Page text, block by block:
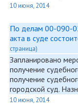
10 июня, 2014
По делам 00-090-
акта в суде
страница)
Запланировано
получение
получение
городской суд.
10 июня, 2014